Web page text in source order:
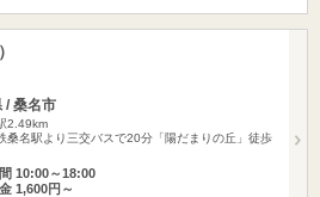
/ 桑名市
2.49km
桑名駅より三交バスで20分「陽だまりの丘」徒歩
10:00～18:00
1,600円～